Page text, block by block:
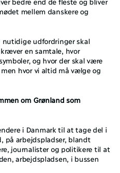
mellem danskere og
udfordringer skal
en samtale, hvor
og hvor der skal være
hvor vi altid må vælge og
om Grønland som
i Danmark til at tage del i
på arbejdspladser, blandt
journalister og politikere til at
arbejdspladsen, i bussen